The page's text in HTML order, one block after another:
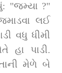
"જમ્યા ?"
લઈ
વધુ ધીમી
હા પાડી.
મેળે બે